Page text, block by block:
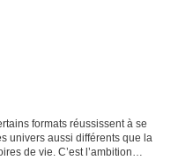
formats réussissent à se
univers aussi différents que la
de vie. C’est l’ambition